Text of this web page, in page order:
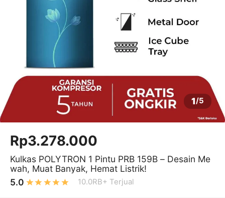
1/5
Rp3.278.000
Kulkas POLYTRON 1 Pintu PRB 159B – Desain Me
wah, Muat Banyak, Hemat Listrik!
5.0
10.0RB+ Terjual